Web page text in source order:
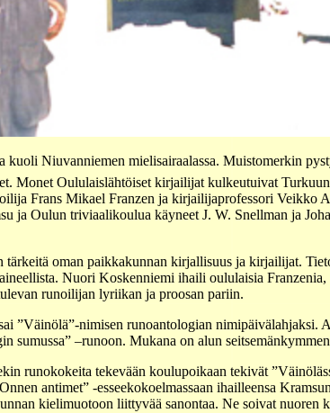
Niuvanniemen mielisairaalassa. Muistomerkin
Monet Oululaislähtöiset kirjailijat kulkeutuivat
Frans Mikael Franzen ja kirjailijaprofessori Veikko
ja Oulun triviaalikoulua käyneet J. W. Snellman ja
oman paikkakunnan kirjallisuus ja kirjailijat.
Nuori Koskenniemi ihaili oululaisia
runoilijan lyriikan ja proosan pariin.
”Väinölä”-nimisen runoantologian nimipäivälahjaksi.
sumussa” –runoon. Mukana on alun
runokokeita tekevään koulupoikaan tekivät
antimet” -esseekokoelmassaan ihailleensa
kielimuotoon liittyvää sanontaa. Ne soivat nuoren